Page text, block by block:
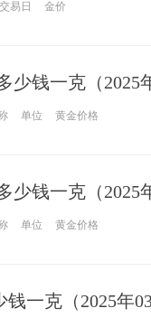
交易日 金价
少钱一克（2025
单位 黄金价格
少钱一克（2025
单位 黄金价格
钱一克（2025年